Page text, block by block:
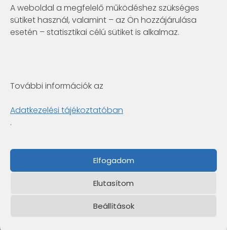
A weboldal a megfelelő működéshez szükséges
sütiket használ, valamint – az Ön hozzájárulása
esetén – statisztikai célú sütiket is alkalmaz.
További információk az
Adatkezelési tájékoztatóban
.
Elfogadom
Elutasítom
Beállítások
Telconex Middle East
BH: +973 1742 2299
6722 Szeged, Gogol utca 3. 4.em.
+36 1 422-3030
Fabintel Pakistan
PK: +92 42 35846171
UK: +44-741-8447636
info@fabintel.com
New Garden Town, Lahore-54600, Pakistan